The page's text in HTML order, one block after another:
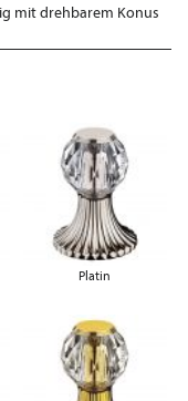
mit drehbarem Konus
Platin